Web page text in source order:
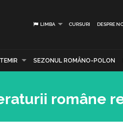
LIMBA CURSURI DESPRE
SEZONUL ROMÂNO-POLON
române